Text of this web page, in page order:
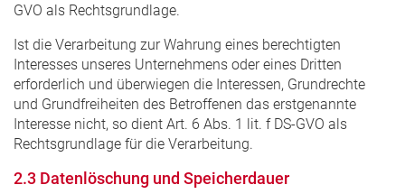
GVO als Rechtsgrundlage.
Ist die Verarbeitung zur Wahrung eines berechtigten
Interesses unseres Unternehmens oder eines Dritten
erforderlich und überwiegen die Interessen, Grundrechte
und Grundfreiheiten des Betroffenen das erstgenannte
Interesse nicht, so dient Art. 6 Abs. 1 lit. f DS-GVO als
Rechtsgrundlage für die Verarbeitung.
2.3 Datenlöschung und Speicherdauer